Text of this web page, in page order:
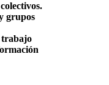
grupos
trabajo